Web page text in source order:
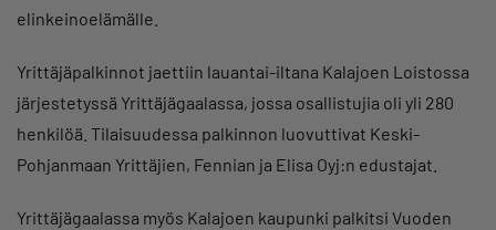
elinkeinoelämälle.
Yrittäjäpalkinnot jaettiin lauantai-iltana Kalajoen Loistossa
järjestetyssä Yrittäjägaalassa, jossa osallistujia oli yli 280
henkilöä. Tilaisuudessa palkinnon luovuttivat Keski-
Pohjanmaan Yrittäjien, Fennian ja Elisa Oyj:n edustajat.
Yrittäjägaalassa myös Kalajoen kaupunki palkitsi Vuoden